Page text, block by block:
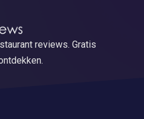
reviews. Gratis